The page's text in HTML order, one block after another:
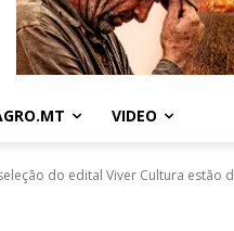
VIDEO
do edital Viver Cultura estão